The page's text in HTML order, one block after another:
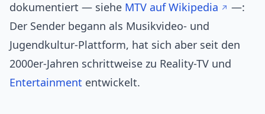
dokumentiert — siehe MTV auf Wikipedia
—:
Der Sender begann als Musikvideo- und
Jugendkultur-Plattform, hat sich aber seit den
2000er-Jahren schrittweise zu Reality-TV und
Entertainment entwickelt.